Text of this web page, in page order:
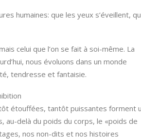
humaines: que les yeux s’éveillent,
celui que l’on se fait à soi-même. La
nous évoluons dans un monde
tendresse et fantaisie.
étouffées, tantôt puissantes forment
au-delà du poids du corps, le «poids de
nos non-dits et nos histoires